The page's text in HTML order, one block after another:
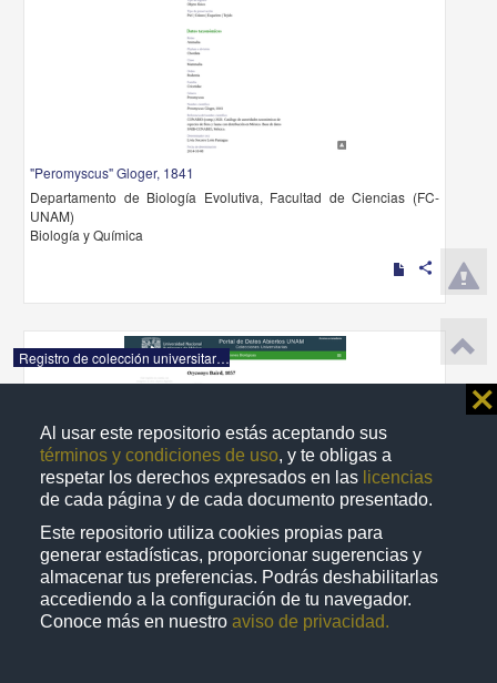
Al usar este repositorio estás aceptando sus
términos y condiciones de uso, y te obligas a
respetar los derechos expresados en las licencias
de cada página y de cada documento presentado.
Este repositorio utiliza cookies propias para
generar estadísticas, proporcionar sugerencias y
almacenar tus preferencias. Podrás deshabilitarlas
accediendo a la configuración de tu navegador.
Conoce más en nuestro aviso de privacidad.
⨯
"Peromyscus" Gloger, 1841
Departamento de Biología Evolutiva, Facultad de Ciencias (FC-
UNAM)
Biología y Química
share
Registro de colección universitaria